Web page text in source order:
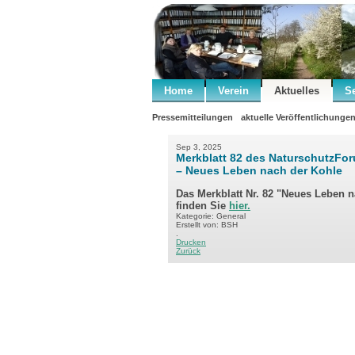
Home Verein Aktuelles
Pressemitteilungen aktuelle Veröffentlichungen
Sep 3, 2025
Merkblatt 82 des
– Neues Leben nach der Kohle
Das Merkblatt Nr. 82 "Neues Leben
finden Sie hier.
Kategorie: General
Erstellt von: BSH
Drucken
Zurück